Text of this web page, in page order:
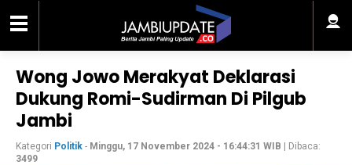
Wong Jowo Merakyat Deklarasi
Dukung Romi-Sudirman Di Pilgub
Jambi
Kategori Politik - Minggu, 17 November 2024 - 16:44:31 WIB | Dibaca:
3499